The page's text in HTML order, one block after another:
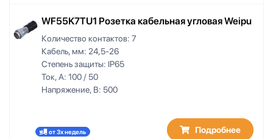
WF55K7TU1 Розетка кабельная угловая Weipu
Количество контактов: 7
Кабель, мм: 24,5-26
Степень защиты: IP65
Ток, А: 100 / 50
Напряжение, В: 500
от 3х недель Подробнее